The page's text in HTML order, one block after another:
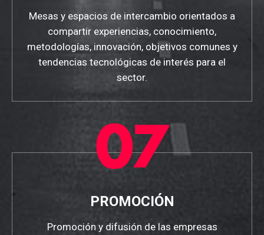
Mesas y espacios de intercambio orientados a
compartir experiencias, conocimiento,
metodologías, innovación, objetivos comunes y
tendencias tecnológicas de interés para el
sector.
PROMOCIÓN
Promoción y difusión de las empresas